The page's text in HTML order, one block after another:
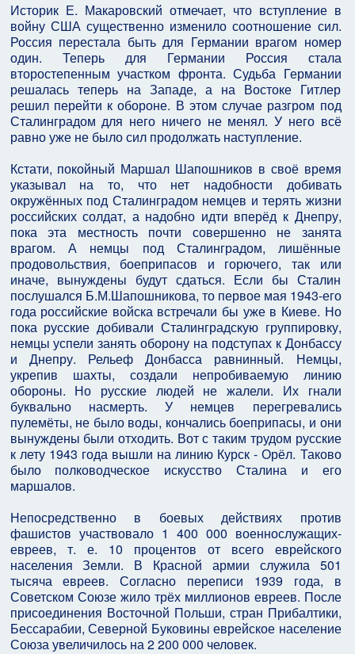
Историк Е. Макаровский отмечает, что вступление в
войну США существенно изменило соотношение сил.
Россия перестала быть для Германии врагом номер
один. Теперь для Германии Россия стала
второстепенным участком фронта. Судьба Германии
решалась теперь на Западе, а на Востоке Гитлер
решил перейти к обороне. В этом случае разгром под
Сталинградом для него ничего не менял. У него всё
равно уже не было сил продолжать наступление.
Кстати, покойный Маршал Шапошников в своё время
указывал на то, что нет надобности добивать
окружённых под Сталинградом немцев и терять жизни
российских солдат, а надобно идти вперёд к Днепру,
пока эта местность почти совершенно не занята
врагом. А немцы под Сталинградом, лишённые
продовольствия, боеприпасов и горючего, так или
иначе, вынуждены будут сдаться. Если бы Сталин
послушался Б.М.Шапошникова, то первое мая 1943-его
года российские войска встречали бы уже в Киеве. Но
пока русские добивали Сталинградскую группировку,
немцы успели занять оборону на подступах к Донбассу
и Днепру. Рельеф Донбасса равнинный. Немцы,
укрепив шахты, создали непробиваемую линию
обороны. Но русские людей не жалели. Их гнали
буквально насмерть. У немцев перегревались
пулемёты, не было воды, кончались боеприпасы, и они
вынуждены были отходить. Вот с таким трудом русские
к лету 1943 года вышли на линию Курск - Орёл. Таково
было полководческое искусство Сталина и его
маршалов.
Непосредственно в боевых действиях против
фашистов участвовало 1 400 000 военнослужащих-
евреев, т. е. 10 процентов от всего еврейского
населения Земли. В Красной армии служила 501
тысяча евреев. Согласно переписи 1939 года, в
Советском Союзе жило трёх миллионов евреев. После
присоединения Восточной Польши, стран Прибалтики,
Бессарабии, Северной Буковины еврейское население
Союза увеличилось на 2 200 000 человек.